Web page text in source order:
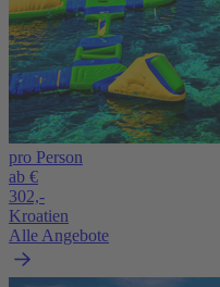
pro Person
ab €
302,-
Kroatien
Alle Angebote